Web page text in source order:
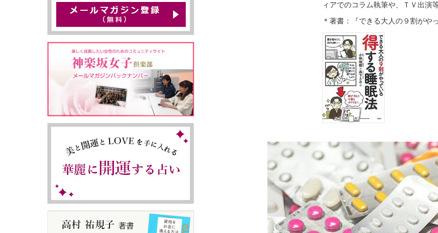
ィアでのコラム執筆や、ＴＶ出演
＊著書：『できる大人の９割が